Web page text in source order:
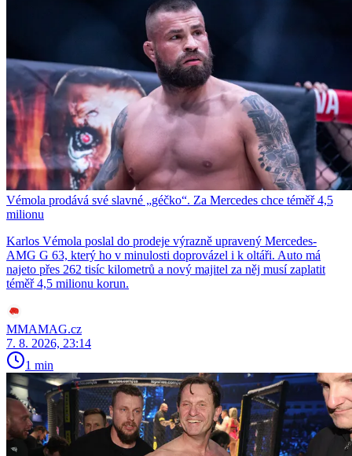
Vémola prodává své slavné „géčko“. Za Mercedes chce téměř 4,5
milionu
Karlos Vémola poslal do prodeje výrazně upravený Mercedes-
AMG G 63, který ho v minulosti doprovázel i k oltáři. Auto má
najeto přes 262 tisíc kilometrů a nový majitel za něj musí zaplatit
téměř 4,5 milionu korun.
MMAMAG.cz
7. 8. 2026, 23:14
1 min